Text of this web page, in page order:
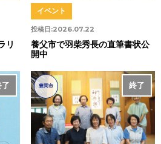
リ
投稿日:2026.07.22
イベント
養父市で羽柴秀長の直筆書状公
開中
了 終了
豊岡市